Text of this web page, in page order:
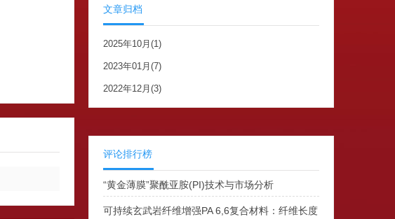
文章归档
2025年10月(1)
2023年01月(7)
2022年12月(3)
评论排行榜
“黄金薄膜”聚酰亚胺(PI)技术与市场分析
可持续玄武岩纤维增强PA 6,6复合材料：纤维长度